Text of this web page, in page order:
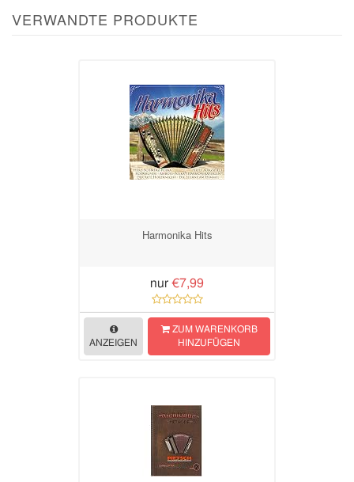
VERWANDTE PRODUKTE
Harmonika Hits
nur €7,99
ANZEIGEN
ZUM WARENKORB
HINZUFÜGEN